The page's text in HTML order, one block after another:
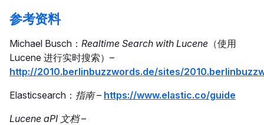
参考资料
Michael Busch： Realtime Search with Lucene （使用
Lucene 进行实时搜索）–
http://2010.berlinbuzzwords.de/sites/
Elasticsearch： 指南– https://www.elastic.co/guide
Lucene aPI 文档–